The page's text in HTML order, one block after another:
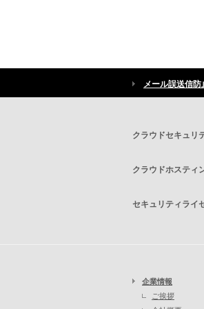
メール誤送信
クラウドセキュリ
クラウドホスティ
セキュリティライ
企業情報
ご挨拶